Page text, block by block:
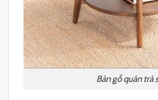
Bàn gỗ quán trà